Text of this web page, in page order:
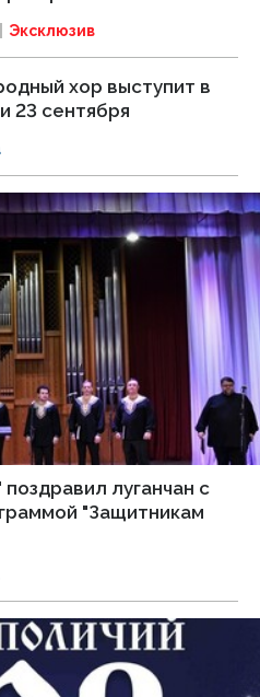
Эксклюзив
хор выступит в
23 сентября
луганчан с
"Защитникам